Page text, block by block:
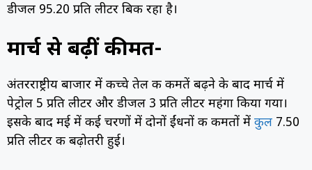
डीजल ₹95.20 प्रति लीटर बिक रहा है।
मार्च से बढ़ीं कीमतें-
अंतरराष्ट्रीय बाजार में कच्चे तेल की कीमतें बढ़ने के बाद मार्च में
पेट्रोल ₹5 प्रति लीटर और डीजल ₹3 प्रति लीटर महंगा किया गया।
इसके बाद मई में कई चरणों में दोनों ईंधनों की कीमतों में कुल ₹7.50
प्रति लीटर की बढ़ोतरी हुई।